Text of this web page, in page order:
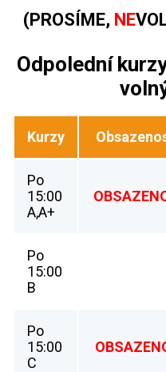
(PROSÍME, NE
Odpolední
Kurzy
Po
15:00
A,A+
Po
15:00
B
Po
15:00
C